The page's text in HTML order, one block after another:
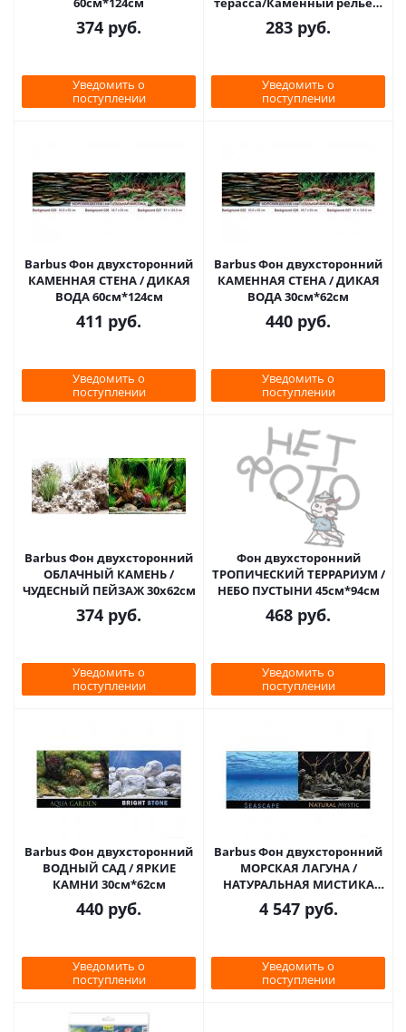
374 руб.
Уведомить о
поступлении
50x100см 9023/9025
283 руб.
Уведомить о
поступлении
Barbus Фон двухсторонний
КАМЕННАЯ СТЕНА / ДИКАЯ
ВОДА 60см*124см
411 руб.
Уведомить о
поступлении
Barbus Фон двухсторонний
КАМЕННАЯ СТЕНА / ДИКАЯ
ВОДА 30см*62см
440 руб.
Уведомить о
поступлении
Barbus Фон двухсторонний
ОБЛАЧНЫЙ КАМЕНЬ /
ЧУДЕСНЫЙ ПЕЙЗАЖ 30х62см
374 руб.
Уведомить о
поступлении
Фон двухсторонний
ТРОПИЧЕСКИЙ ТЕРРАРИУМ /
НЕБО ПУСТЫНИ 45см*94см
468 руб.
Уведомить о
поступлении
Barbus Фон двухсторонний
ВОДНЫЙ САД / ЯРКИЕ
КАМНИ 30см*62см
440 руб.
Уведомить о
поступлении
Barbus Фон двухсторонний
МОРСКАЯ ЛАГУНА /
НАТУРАЛЬНАЯ МИСТИКА
60см*15м
4 547руб.
Уведомить о
поступлении